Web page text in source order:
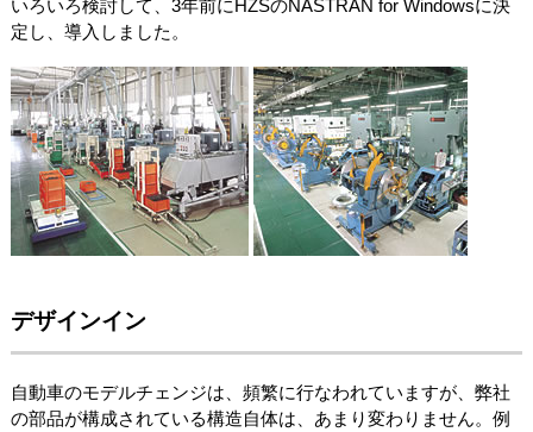
いろいろ検討して、3年前にHZSのNASTRAN for Windowsに決
定し、導入しました。
デザインイン
自動車のモデルチェンジは、頻繁に行なわれていますが、弊社
の部品が構成されている構造自体は、あまり変わりません。例